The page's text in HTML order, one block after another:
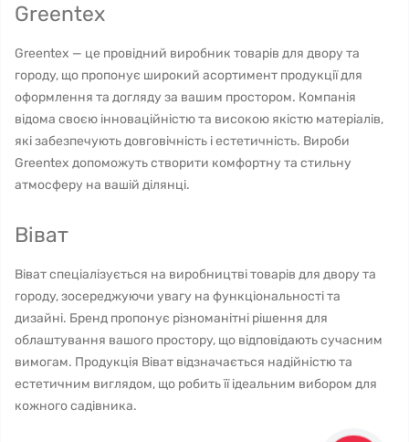
Greentex
Greentex — це провідний виробник товарів для двору та
городу, що пропонує широкий асортимент продукції для
оформлення та догляду за вашим простором. Компанія
відома своєю інноваційністю та високою якістю матеріалів,
які забезпечують довговічність і естетичність. Вироби
Greentex допоможуть створити комфортну та стильну
атмосферу на вашій ділянці.
Віват
Віват спеціалізується на виробництві товарів для двору та
городу, зосереджуючи увагу на функціональності та
дизайні. Бренд пропонує різноманітні рішення для
облаштування вашого простору, що відповідають сучасним
вимогам. Продукція Віват відзначається надійністю та
естетичним виглядом, що робить її ідеальним вибором для
кожного садівника.